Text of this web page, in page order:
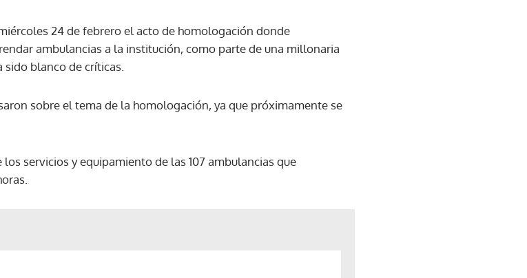
24 de febrero el acto de homologación donde
ambulancias a la institución, como parte de una millonaria
blanco de críticas.
sobre el tema de la homologación, ya que próximamente se
servicios y equipamiento de las 107 ambulancias que